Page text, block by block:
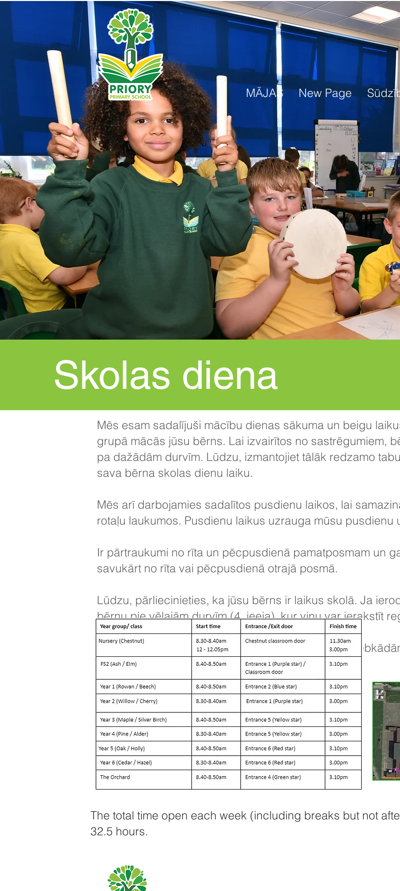
MĀJAS New Page
Skolas diena
Mēs esam sadalījuši mācību dienas sākuma un beigu
grupā mācās jūsu bērns. Lai izvairītos no sastrēgumiem,
pa dažādām durvīm. Lūdzu, izmantojiet tālāk redzamo
sava bērna skolas dienu laiku.
Mēs arī darbojamies sadalītos pusdienu laikos, lai
rotaļu laukumos. Pusdienu laikus uzrauga mūsu pusdienu
Ir pārtraukumi no rīta un pēcpusdienā pamatposmam un
savukārt no rīta vai pēcpusdienā otrajā posmā.
Lūdzu, pārliecinieties, ka jūsu bērns ir laikus skolā. Ja
bērnu pie vēlajām durvīm (4. ieeja), kur viņu var ierakstīt
Ir svarīgi, lai vecāki zvanītu uz skolu, lai ziņotu par
nozīmē, ka viņi nav skolā.
The total time open each week (including breaks but not
32.5 hours.